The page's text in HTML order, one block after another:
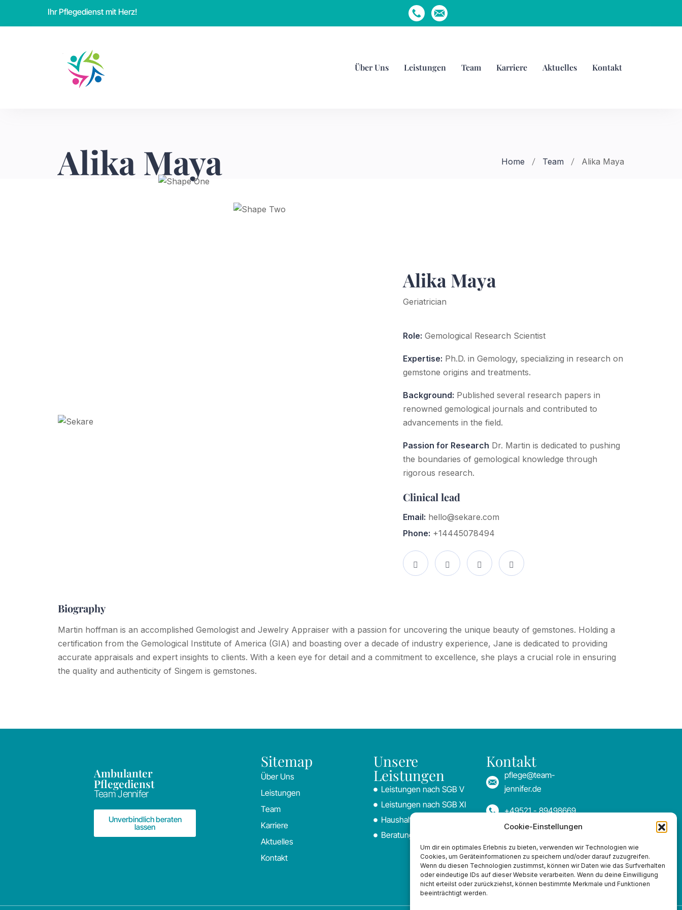
Cookie-Einstellungen
Um dir ein optimales Erlebnis zu bieten, verwenden wir Technologien wie
Cookies, um Geräteinformationen zu speichern und/oder darauf zuzugreifen.
Wenn du diesen Technologien zustimmst, können wir Daten wie das Surfverhalten
oder eindeutige IDs auf dieser Website verarbeiten. Wenn du deine Einwilligung
nicht erteilst oder zurückziehst, können bestimmte Merkmale und Funktionen
beeinträchtigt werden.
Ihr Pflegedienst mit Herz!
Über Uns Leistungen Team Karriere Aktuelles Kontakt
Alika Maya Home Team Alika Maya
Alika Maya
Geriatrician
Role: Gemological Research Scientist
Expertise: Ph.D. in Gemology, specializing in research on
gemstone origins and treatments.
Background: Published several research papers in
renowned gemological journals and contributed to
advancements in the field.
Passion for Research Dr. Martin is dedicated to pushing
the boundaries of gemological knowledge through
rigorous research.
Clinical lead
Email: hello@sekare.com
Phone: +14445078494
Biography
Martin hoffman is an accomplished Gemologist and Jewelry Appraiser with a passion for uncovering the unique beauty of gemstones. Holding a
certification from the Gemological Institute of America (GIA) and boasting over a decade of industry experience, Jane is dedicated to providing
accurate appraisals and expert insights to clients. With a keen eye for detail and a commitment to excellence, she plays a crucial role in ensuring
the quality and authenticity of Singem is gemstones.
Ambulanter
Pflegedienst
Team Jennifer
Unverbindlich beraten
lassen
Sitemap
Über Uns
Leistungen
Team
Karriere
Aktuelles
Kontakt
Unsere
Leistungen
Leistungen nach SGB V
Leistungen nach SGB XI
Haushalt & Betreuung
Beratung & Organisation
Kontakt
pflege@team-
jennifer.de
+49521 - 89498669
+49521 - 39069955